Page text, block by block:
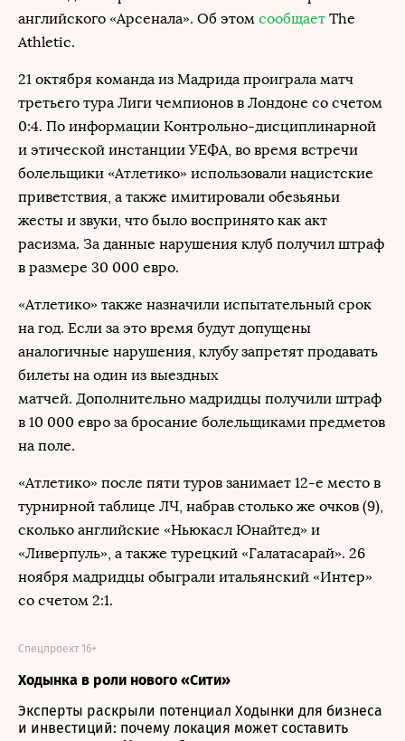
английского «Арсенала». Об этом сообщает The
Athletic.
21 октября команда из Мадрида проиграла матч
третьего тура Лиги чемпионов в Лондоне со счетом
0:4. По информации Контрольно-дисциплинарной
и этической инстанции УЕФА, во время встречи
болельщики «Атлетико» использовали нацистские
приветствия, а также имитировали обезьяньи
жесты и звуки, что было воспринято как акт
расизма. За данные нарушения клуб получил штраф
в размере 30 000 евро.
«Атлетико» также назначили испытательный срок
на год. Если за это время будут допущены
аналогичные нарушения, клубу запретят продавать
билеты на один из выездных
матчей. Дополнительно мадридцы получили штраф
в 10 000 евро за бросание болельщиками предметов
на поле.
«Атлетико» после пяти туров занимает 12-е место в
турнирной таблице ЛЧ, набрав столько же очков (9),
сколько английские «Ньюкасл Юнайтед» и
«Ливерпуль», а также турецкий «Галатасарай». 26
ноября мадридцы обыграли итальянский «Интер»
со счетом 2:1.
Ходынка в роли нового «Сити»
Спецпроект 16+
Эксперты раскрыли потенциал Ходынки для бизнеса
и инвестиций: почему локация может составить